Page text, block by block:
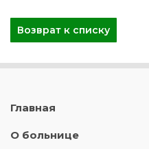
Возврат к списку
Главная
О больнице